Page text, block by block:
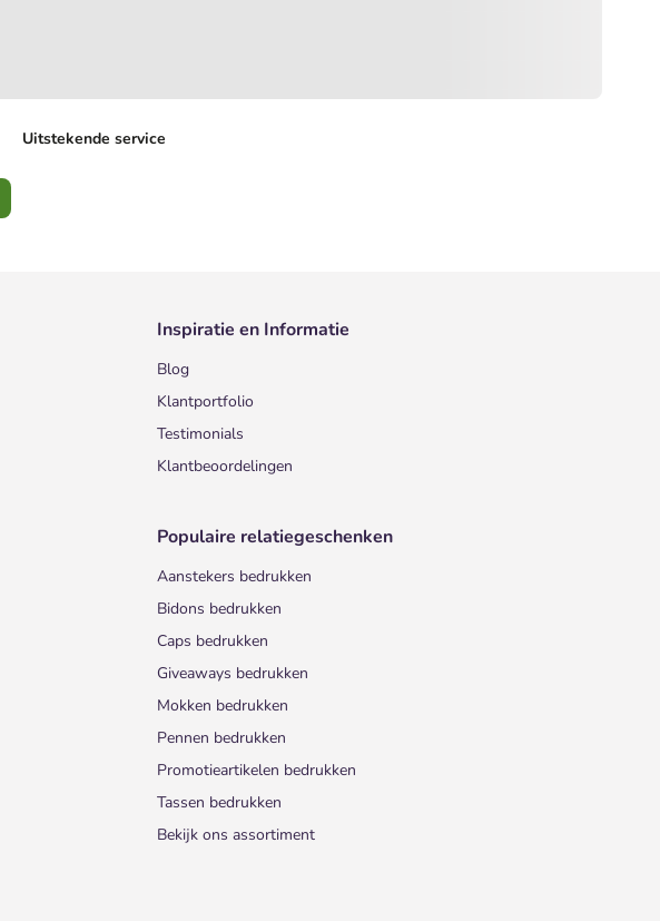
Uitstekende service
Inspiratie en Informatie
Blog
Klantportfolio
Testimonials
Klantbeoordelingen
Populaire relatiegeschenken
Aanstekers bedrukken
Bidons bedrukken
Caps bedrukken
Giveaways bedrukken
Mokken bedrukken
Pennen bedrukken
Promotieartikelen bedrukken
Tassen bedrukken
Bekijk ons assortiment